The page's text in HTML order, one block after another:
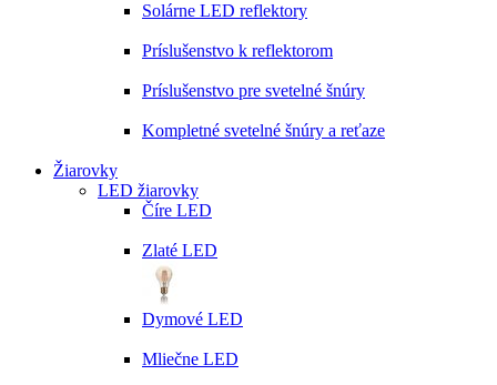
Solárne LED reflektory
Príslušenstvo k reflektorom
Príslušenstvo pre svetelné šnúry
Kompletné svetelné šnúry a reťaze
Žiarovky
LED žiarovky
Číre LED
Zlaté LED
Dymové LED
Mliečne LED